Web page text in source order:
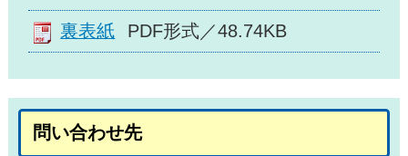
裏表紙 PDF形式／48.74KB
問い合わせ先